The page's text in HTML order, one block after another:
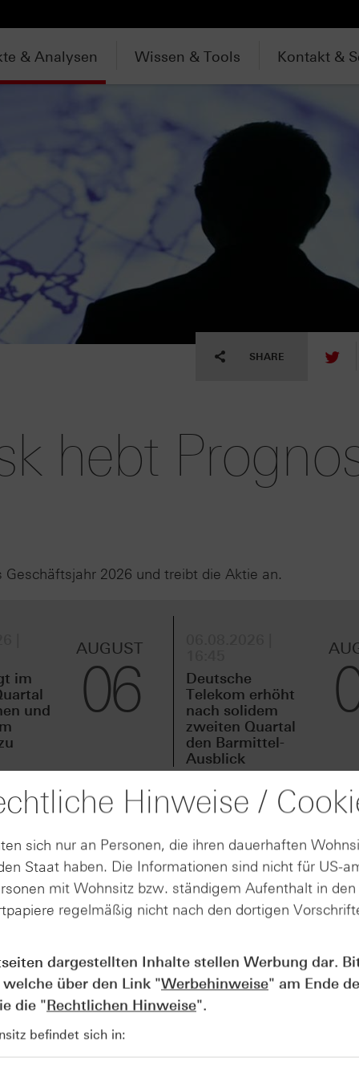
& Analysen Wissen & Tools Kontakt &
hebt
2026 und treibt die Aktie an.
SHARE
im
und
AUGUST
06
Deutsche
Telekom erhöht
nach solidem
zweiten Quartal
den Barmittel-
Ausblick
2026 gestartet und hat nach einem überraschend
Treiber sind bessere Aussichten im wichtigen Markt für
in den USA eingeführte Wegovy-Pille. Nach
stärksten Markteintritt eines GLP‑1‑Produkts in
mehr als zwei Millionen Rezepte ausgestellt, die
über 200.000. Im ersten Quartal erreichten die Erlöse
der Konzern nun währungsbereinigt einen
12 Prozent (zuvor: minus 5 bis 13 Prozent). Im ersten
vier Prozent, vor allem wegen niedrigerer Preise in den
vier Prozent zu. Die Aktie eröffnete heute Morgen rund
Hinweise /
sich nur an Personen, die ihren dauerhaften
Staat haben. Die Informationen sind nicht für US-
mit Wohnsitz bzw. ständigem Aufenthalt in
regelmäßig nicht nach den dortigen
dargestellten Inhalte stellen Werbung dar.
über den Link "Werbehinweise" am Ende
die "Rechtlichen Hinweise".
befindet sich in: